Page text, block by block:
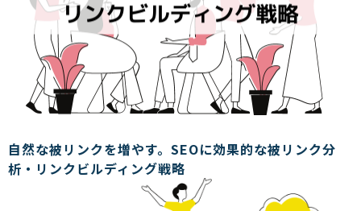
自然な被リンクを増やす。SEOに効果的な被リンク分
析・リンクビルディング戦略